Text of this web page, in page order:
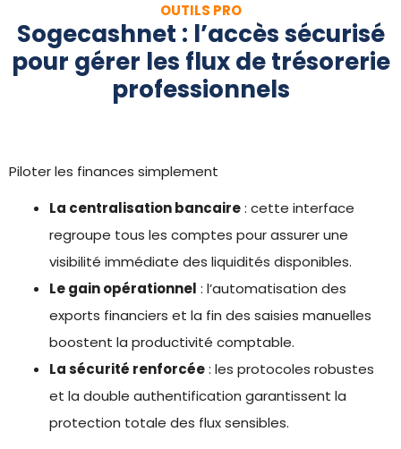
OUTILS PRO
Sogecashnet : l’accès sécurisé
pour gérer les flux de trésorerie
professionnels
Piloter les finances simplement
La centralisation bancaire: cette interface
regroupe tous les comptes pour assurer une
visibilité immédiate des liquidités disponibles.
Le gain opérationnel : l’automatisation des
exports financiers et la fin des saisies manuelles
boostent la productivité comptable.
La sécurité renforcée: les protocoles robustes
et la double authentification garantissent la
protection totale des flux sensibles.